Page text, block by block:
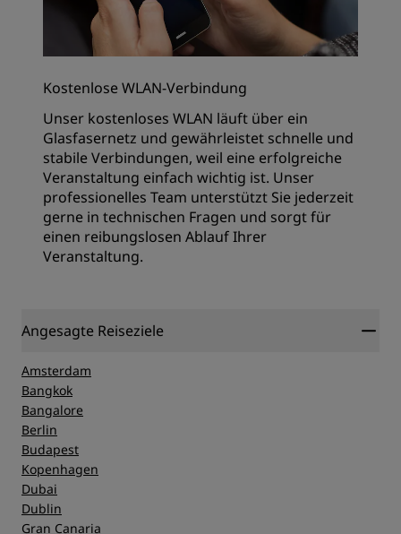
Kostenlose WLAN-Verbindung
Unser kostenloses WLAN läuft über ein
Glasfasernetz und gewährleistet schnelle und
stabile Verbindungen, weil eine erfolgreiche
Veranstaltung einfach wichtig ist. Unser
professionelles Team unterstützt Sie jederzeit
gerne in technischen Fragen und sorgt für
einen reibungslosen Ablauf Ihrer
Veranstaltung.
Angesagte Reiseziele
Amsterdam
Bangkok
Bangalore
Berlin
Budapest
Kopenhagen
Dubai
Dublin
Gran Canaria